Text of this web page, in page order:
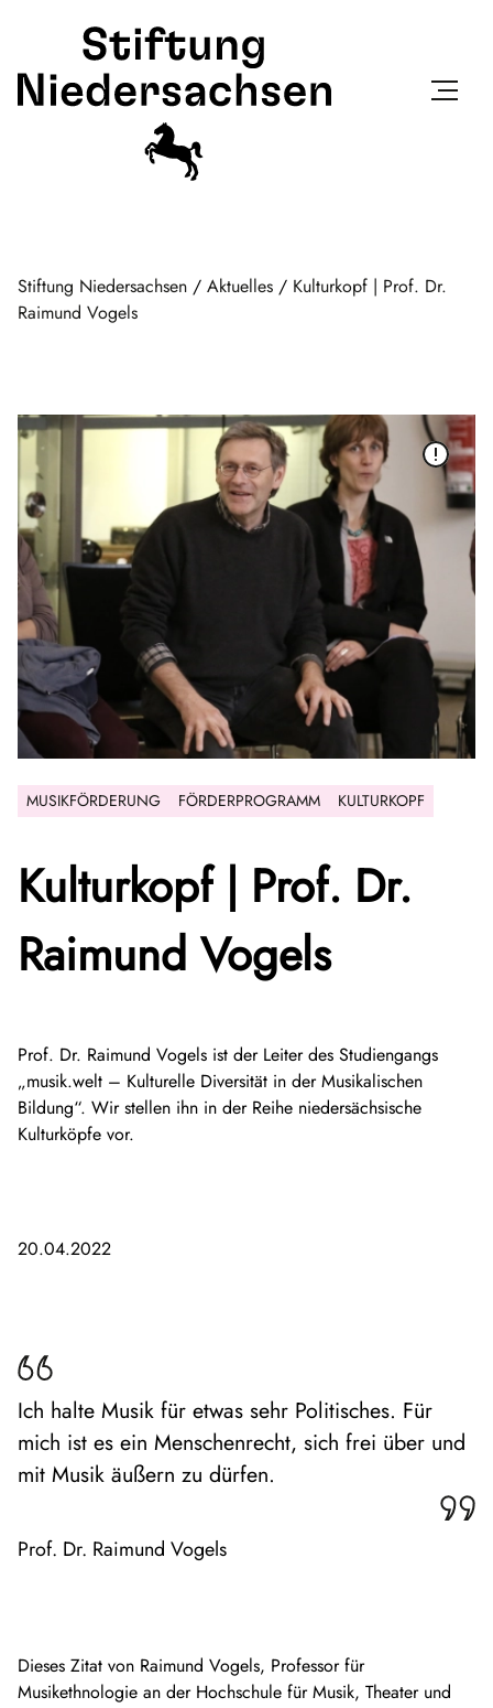
Stiftung Niedersachsen / Aktuelles / Kulturkopf | Prof. Dr.
Raimund Vogels
MUSIKFÖRDERUNG FÖRDERPROGRAMM KULTURKOPF
Kulturkopf | Prof. Dr.
Raimund Vogels
Prof. Dr. Raimund Vogels ist der Leiter des Studiengangs
„musik.welt – Kulturelle Diversität in der Musikalischen
Bildung“. Wir stellen ihn in der Reihe niedersächsische
Kulturköpfe vor.
20.04.2022
Ich halte Musik für etwas sehr Politisches. Für
mich ist es ein Menschenrecht, sich frei über und
mit Musik äußern zu dürfen.
Prof. Dr. Raimund Vogels
Dieses Zitat von Raimund Vogels, Professor für
Musikethnologie an der Hochschule für Musik, Theater und